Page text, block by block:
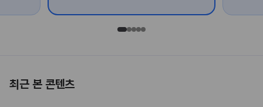
매력을
최근 본 콘텐츠